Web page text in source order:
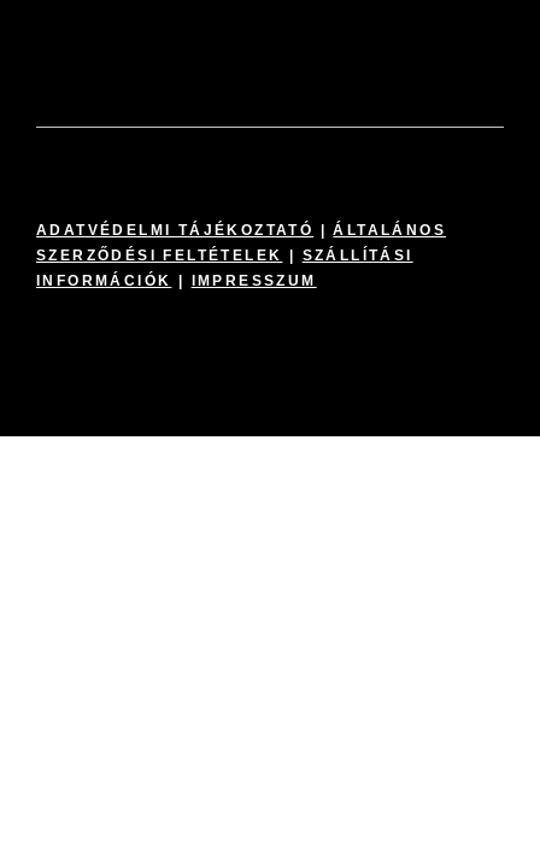
ADATVÉDELMI TÁJÉKOZTATÓ |ÁLTALÁNOS
SZERZŐDÉSI FELTÉTELEK
SZÁLLÍTÁSI
INFORMÁCIÓK
IMPRESSZUM